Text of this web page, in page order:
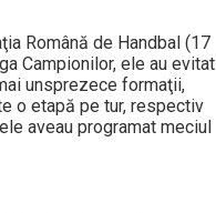
Română de Handbal (17
Campionilor, ele au evitat
unsprezece formaţii,
o etapă pe tur, respectiv
aveau programat meciul